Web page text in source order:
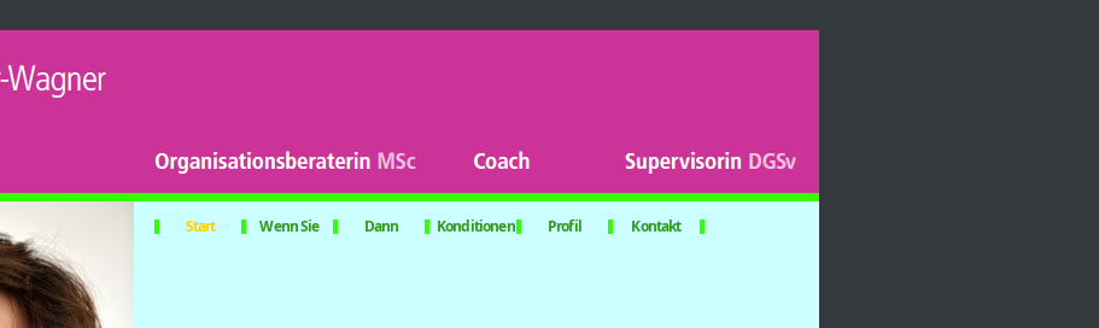
Start Wenn Sie Dann Konditionen Profil Kontakt